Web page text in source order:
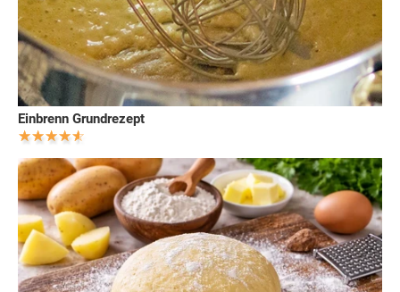
Einbrenn Grundrezept